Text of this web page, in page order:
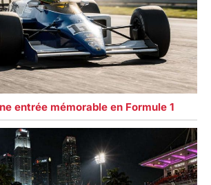
entrée mémorable en Formule 1